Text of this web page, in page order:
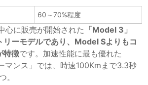
60～70%程度
心に販売が開始された 「Model 3」
リーモデルであり、Model Sよりもコ
特徴です。加速性能に最も優れた
マンス」では、時速100Kmまで3.3秒
。